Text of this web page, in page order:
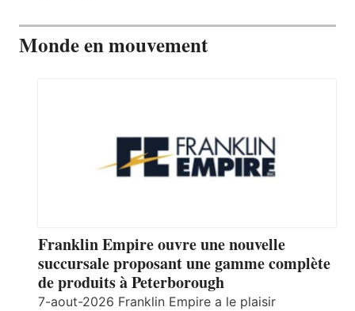
Monde en mouvement
Franklin Empire ouvre une nouvelle
succursale proposant une gamme complète
de produits à Peterborough
7-aout-2026 Franklin Empire a le plaisir